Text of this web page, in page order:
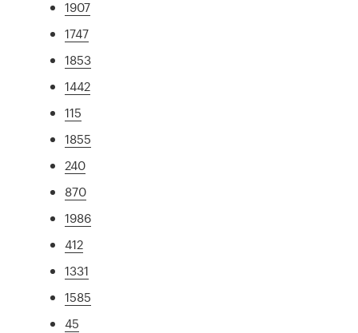
1907
1747
1853
1442
115
1855
240
870
1986
412
1331
1585
45